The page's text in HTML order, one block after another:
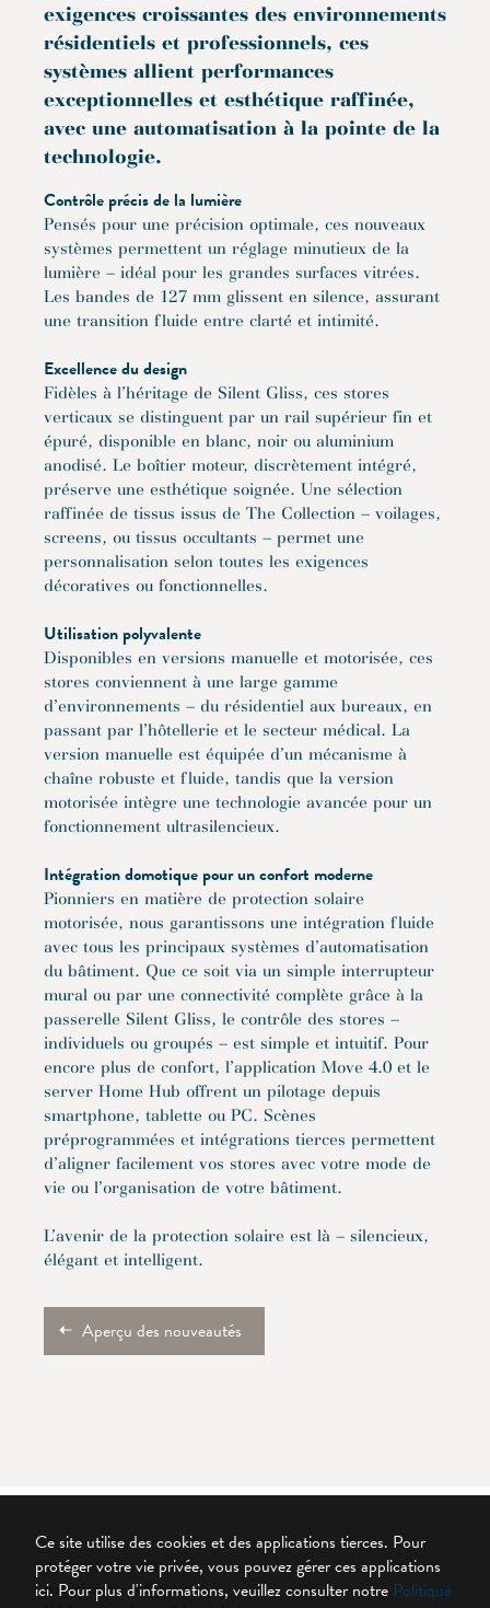
exigences croissantes des environnements
résidentiels et professionnels, ces
systèmes allient performances
exceptionnelles et esthétique raffinée,
avec une automatisation à la pointe de la
technologie.
Contrôle précis de la lumière
Pensés pour une précision optimale, ces nouveaux
systèmes permettent un réglage minutieux de la
lumière – idéal pour les grandes surfaces vitrées.
Les bandes de 127 mm glissent en silence, assurant
une transition fluide entre clarté et intimité.
Excellence du design
Fidèles à l’héritage de Silent Gliss, ces stores
verticaux se distinguent par un rail supérieur fin et
épuré, disponible en blanc, noir ou aluminium
anodisé. Le boîtier moteur, discrètement intégré,
préserve une esthétique soignée. Une sélection
raffinée de tissus issus de The Collection – voilages,
screens, ou tissus occultants – permet une
personnalisation selon toutes les exigences
décoratives ou fonctionnelles.
Utilisation polyvalente
Disponibles en versions manuelle et motorisée, ces
stores conviennent à une large gamme
d’environnements – du résidentiel aux bureaux, en
passant par l’hôtellerie et le secteur médical. La
version manuelle est équipée d’un mécanisme à
chaîne robuste et fluide, tandis que la version
motorisée intègre une technologie avancée pour un
fonctionnement ultrasilencieux.
Intégration domotique pour un confort moderne
Pionniers en matière de protection solaire
motorisée, nous garantissons une intégration fluide
avec tous les principaux systèmes d’automatisation
du bâtiment. Que ce soit via un simple interrupteur
mural ou par une connectivité complète grâce à la
passerelle Silent Gliss, le contrôle des stores –
individuels ou groupés – est simple et intuitif. Pour
encore plus de confort, l’application Move 4.0 et le
server Home Hub offrent un pilotage depuis
smartphone, tablette ou PC. Scènes
préprogrammées et intégrations tierces permettent
d’aligner facilement vos stores avec votre mode de
vie ou l’organisation de votre bâtiment.
L’avenir de la protection solaire est là – silencieux,
élégant et intelligent.
Aperçu des nouveautés
© 2026 Silent Gliss
Avertissement légal
Ce site utilise des cookies et des applications tierces. Pour
protéger votre vie privée, vous pouvez gérer ces applications
ici. Pour plus d'informations, veuillez consulter notre Politique